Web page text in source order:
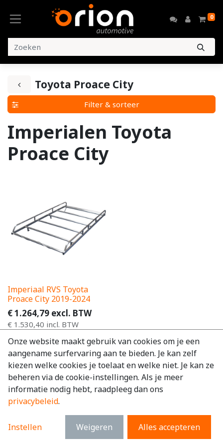
0
Toyota Proace City
Filter & sorteer
Imperialen Toyota
Proace City
Imperiaal RVS Toyota
Proace City 2019-2024
€1.264,79 excl. BTW
€ 1.530,40 incl. BTW
Onze website maakt gebruik van cookies om je een
aangename surfervaring aan te bieden. Je kan zelf
kiezen welke cookies je toelaat en welke niet. Je kan ze
beheren via de cookie-instellingen. Als je meer
informatie nodig hebt, raadpleeg dan ons
privacybeleid.
Instellen Weigeren Alles accepteren